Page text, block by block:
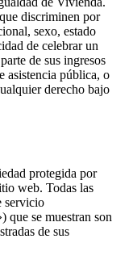
discriminen por
sexo, estado
de celebrar un
de sus ingresos
asistencia pública, o
derecho bajo
protegida por
web. Todas las
servicio
que se muestran son
de sus